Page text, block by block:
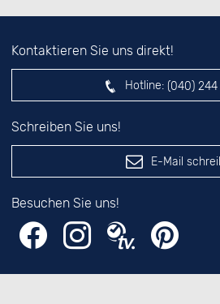
Kontaktieren Sie uns direkt!
Hotline: (040)
Schreiben Sie uns!
E-Mail
Besuchen Sie uns!